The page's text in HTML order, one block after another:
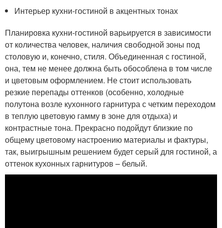
Интерьер кухни-гостиной в акцентных тонах
Планировка кухни-гостиной варьируется в зависимости
от количества человек, наличия свободной зоны под
столовую и, конечно, стиля. Объединенная с гостиной,
она, тем не менее должна быть обособлена в том числе
и цветовым оформлением. Не стоит использовать
резкие перепады оттенков (особенно, холодные
полутона возле кухонного гарнитура с четким переходом
в теплую цветовую гамму в зоне для отдыха) и
контрастные тона. Прекрасно подойдут близкие по
общему цветовому настроению материалы и фактуры,
так, выигрышным решением будет серый для гостиной, а
оттенок кухонных гарнитуров – белый.